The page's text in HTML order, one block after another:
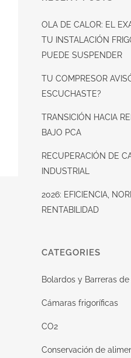
OLA DE CALOR: EL
TU INSTALACIÓN
PUEDE SUSPENDER
TU COMPRESOR
ESCUCHASTE?
TRANSICIÓN HACIA
BAJO PCA
RECUPERACIÓN DE
INDUSTRIAL
2026: EFICIENCIA,
RENTABILIDAD
CATEGORIES
Bolardos y Barreras
Cámaras frigoríficas
CO2
Conservación de